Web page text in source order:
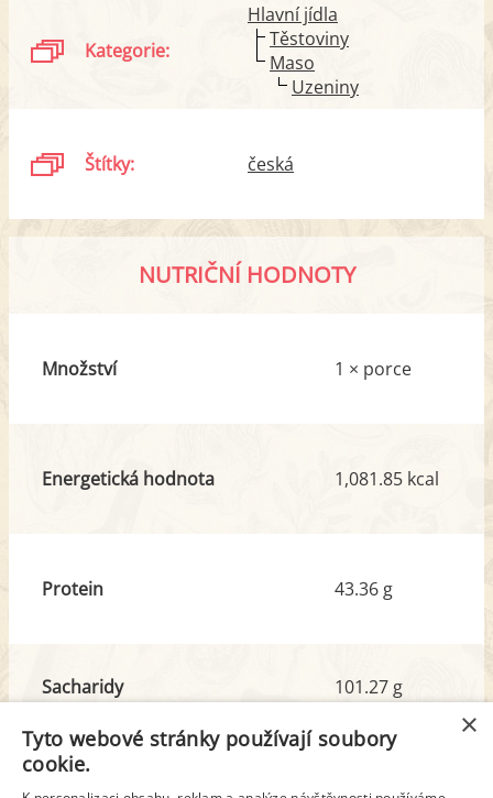
Kategorie:
Hlavní jídla
Těstoviny
Maso
Uzeniny
Štítky: česká
NUTRIČNÍ HODNOTY
Množství 1 × porce
Energetická hodnota 1,081.85 kcal
Protein 43.36 g
Sacharidy
z toho cukr
101.27 g
16.16 g
×
Tyto webové stránky používají soubory
cookie.